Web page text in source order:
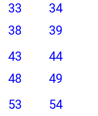
33
34
38
39
43
44
48
49
53
54